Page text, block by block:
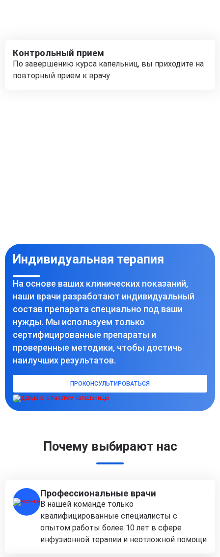
Контрольный прием
По завершению курса капельниц, вы приходите на
повторный прием к врачу
Индивидуальная терапия
На основе ваших клинических показаний,
наши врачи разработают индивидуальный
состав препарата специально под ваши
нужды. Мы используем только
сертифицированные препараты и
проверенные методики, чтобы достичь
наилучших результатов.
ПРОКОНСУЛЬТИРОВАТЬСЯ
Почему выбирают нас
Профессиональные врачи
В нашей команде только
квалифицированные специалисты с
опытом работы более 10 лет в сфере
инфузионной терапии и неотложной помощи